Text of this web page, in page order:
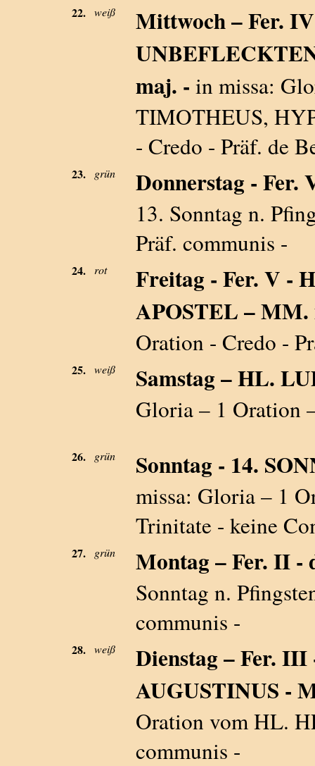
22. weiß
Mittwoch – Fer.
maj. - in missa:
TIMOTHEUS,
- Credo - Präf. de
23. grün Donnerstag - Fer.
13. Sonntag n.
Präf. communis -
24. rot
Freitag - Fer. V -
APOSTEL –
Oration - Credo -
25. weiß Samstag – HL.
Gloria – 1 Oration
26. grün Sonntag - 14.
missa: Gloria – 1
Trinitate - keine
27. grün Montag – Fer. II -
Sonntag n.
communis -
28. weiß
Dienstag – Fer.
AUGUSTINUS -
Oration vom HL.
communis -